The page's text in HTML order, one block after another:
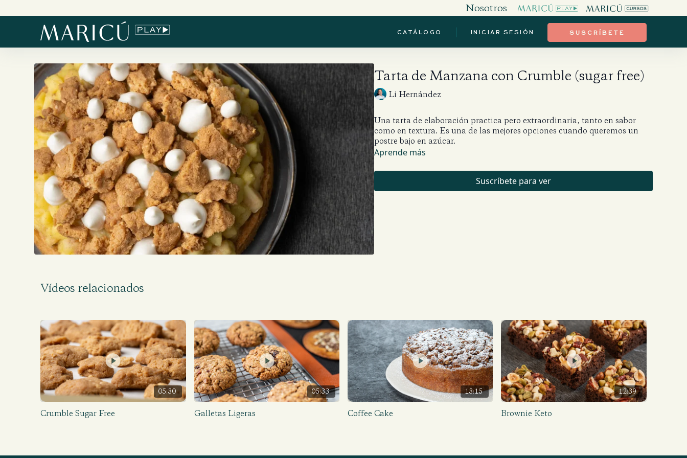
Nosotros
CATÁLOGO INICIAR SESIÓN SUSCRÍBETE
Tarta de Manzana con Crumble (sugar free)
Li Hernández
Una tarta de elaboración practica pero extraordinaria, tanto en sabor
como en textura. Es una de las mejores opciones cuando queremos un
postre bajo en azúcar.
Aprende más
Suscríbete para ver
Vídeos relacionados
05:30
Crumble Sugar Free
05:33
Galletas Ligeras
13:15
Coffee Cake
12:39
Brownie Keto